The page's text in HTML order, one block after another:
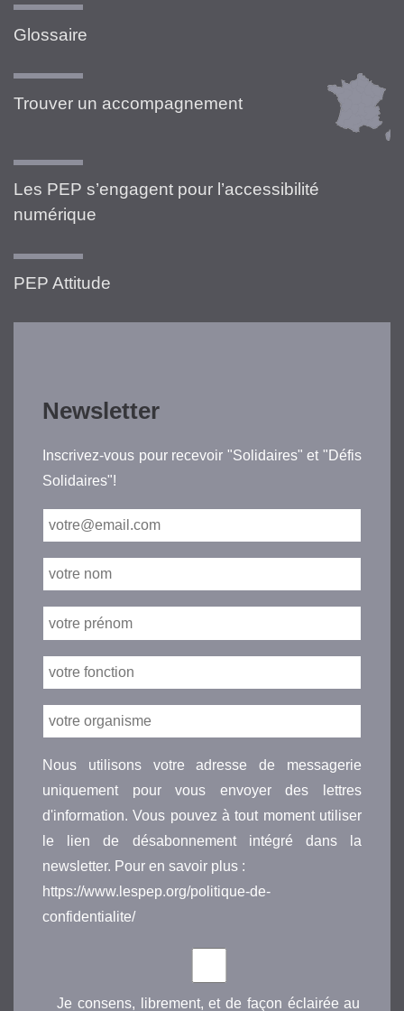
Glossaire
Trouver un accompagnement
Les PEP s’engagent pour l’accessibilité
numérique
PEP Attitude
Newsletter
Inscrivez-vous pour recevoir "Solidaires" et "Défis
Solidaires"!
Nous utilisons votre adresse de messagerie
uniquement pour vous envoyer des lettres
d'information. Vous pouvez à tout moment utiliser
le lien de désabonnement intégré dans la
newsletter. Pour en savoir plus :
https://www.lespep.org/politique-de-
confidentialite/
Je consens, librement, et de façon éclairée au